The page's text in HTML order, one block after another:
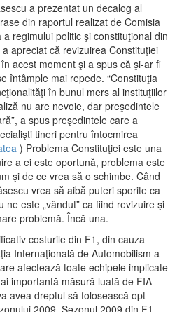
a prezentat un decalog al
din raportul realizat de Comisia
regimului politic şi constituţional din
apreciat că revizuirea Constituţiei
acest moment şi a spus că şi-ar fi
întâmple mai repede. “Constituţia
în bunul mers al instituţiilor
nu are nevoie, dar preşedintele
a spus preşedintele care a
tineri pentru întocmirea
) Problema Constituţiei este una
a ei este oportună, problema este
şi de ce vrea să o schimbe. Când
vrea să aibă puteri sporite ca
ne este „vândut” ca fiind revizuire şi
problemă. Încă una.
costurile din F1, din cauza
Internaţională de Automobilism a
afectează toate echipele implicate
importantă măsură luată de FIA
avea dreptul să folosească opt